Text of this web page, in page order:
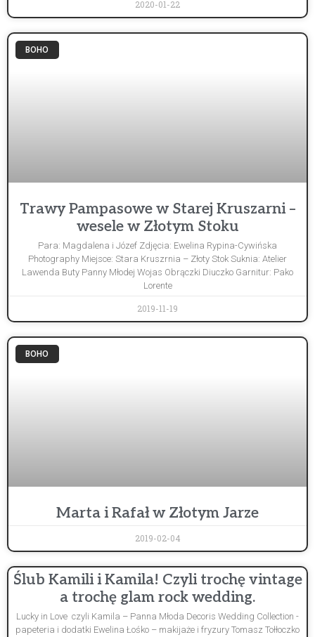
2020-01-22
BOHO
Trawy Pampasowe w Starej Kruszarni –
wesele w Złotym Stoku
Para: Magdalena i Józef Zdjęcia: Ewelina Rypina-Cywińska
Photography Miejsce: Stara Kruszrnia – Złoty Stok Suknia: Atelier
Lawenda Buty Panny Młodej Wojas Obrączki Diuczko Garnitur: Pako
Lorente
2019-11-19
BOHO
Marta i Rafał w Złotym Jarze
2019-02-04
Ślub Kamili i Kamila! Czyli trochę vintage
a trochę glam rock wedding.
Lucky in Love czyli Kamila – Panna Młoda Decoris Wedding Collection -
papeteria i dodatki Ewelina Łośko – makijaże i fryzury Tomasz Tołłoczko